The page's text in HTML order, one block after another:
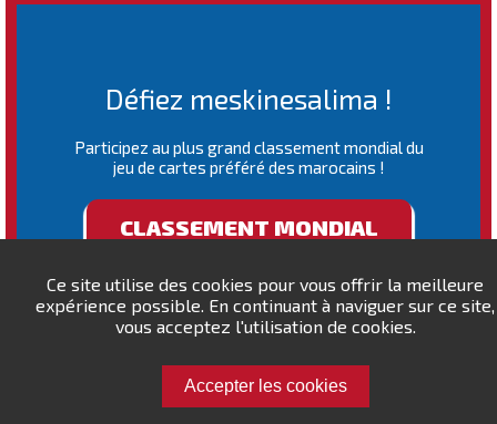
Ce site utilise des cookies pour vous offrir la meilleure
expérience possible. En continuant à naviguer sur ce site,
vous acceptez l'utilisation de cookies.
Accepter les cookies
Défiez meskinesalima !
Participez au plus grand classement mondial du
jeu de cartes préféré des marocains !
CLASSEMENT MONDIAL